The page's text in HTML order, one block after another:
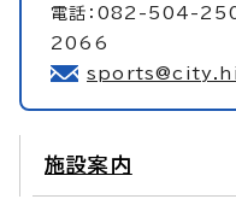
電話：082-504-
2066
施設案内